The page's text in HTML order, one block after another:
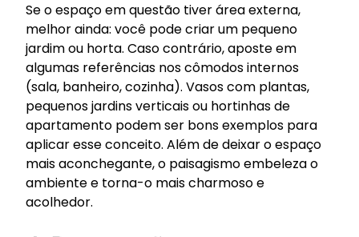
Se o espaço em questão tiver área externa,
melhor ainda: você pode criar um pequeno
jardim ou horta. Caso contrário, aposte em
algumas referências nos cômodos internos
(sala, banheiro, cozinha). Vasos com plantas,
pequenos jardins verticais ou hortinhas de
apartamento podem ser bons exemplos para
aplicar esse conceito. Além de deixar o espaço
mais aconchegante, o paisagismo embeleza o
ambiente e torna-o mais charmoso e
acolhedor.